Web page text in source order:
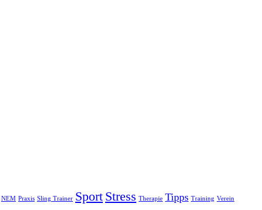
NEM Praxis Sling Trainer Sport Stress Therapie Tipps Training Verein